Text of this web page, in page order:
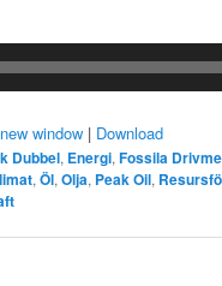
window | Download
Dubbel, Energi,Fossila
,Öl,Olja, Peak Oil,